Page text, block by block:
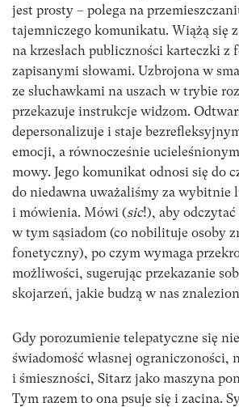
jest prosty – polega na
tajemniczego komunikatu. Wiążą się
na krzesłach publiczności karteczki z
zapisanymi słowami. Uzbrojona w
ze słuchawkami na uszach w trybie
przekazuje instrukcje widzom.
depersonalizuje i staje
emocji, a równocześnie
mowy. Jego komunikat odnosi się do
do niedawna uważaliśmy za wybitnie
i mówienia. Mówi (sic!), aby odczytać
w tym sąsiadom (co nobilituje osoby
fonetyczny), po czym wymaga
możliwości, sugerując przekazanie
skojarzeń, jakie budzą w nas
Gdy porozumienie telepatyczne się
świadomość własnej ograniczoności,
i śmieszności, Sitarz jako maszyna
Tym razem to ona psuje się i zacina.